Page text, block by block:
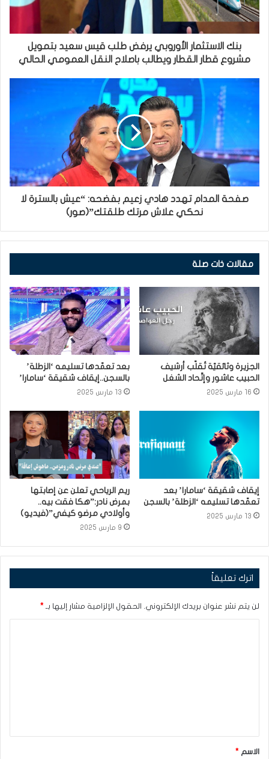
بنك الاستثمار الأوروبي يرفض طلب قيس سعيد بتمويل
مشروع قطار القطار ويطالب باصلاح النقل العمومي الحالي
صفحة المدام تهدد هادي زعيم بفضحه: “عيش بالسترة لا
نحكي علاش مرتك طلقتك”(صور)
مقالات ذات صلة
الجزيرة وثائقيّة تُقلّب أرشيف
الحبيب عاشور وإتّحاد الشغل
16 مارس 2025
بعد تعمّدها تسليمه ‘الزطلة’
بالسجن..إيقاف شقيقة ‘سامارا’
13 مارس 2025
إيقاف شقيقة ‘سامارا’ بعد
تعمّدها تسليمه ‘الزطلة’ بالسجن
13 مارس 2025
ريم الرياحي تعلن عن إصابتها
بمرض نادر:”هكا فقت بيه..
وأولادي مرضو كيفي”(فيديو)
9 مارس 2025
اترك تعليقاً
لن يتم نشر عنوان بريدك الإلكتروني. الحقول الإلزامية مشار إليها بـ *
ق
*الاسم *